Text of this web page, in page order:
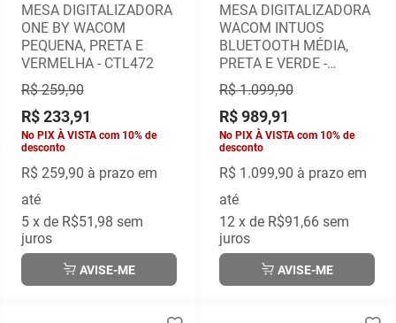
MESA DIGITALIZADORA
ONE BY WACOM
PEQUENA, PRETA E
VERMELHA - CTL472
R$ 259,90
R$ 233,91
No PIX À VISTA com 10% de
desconto
R$ 259,90 à prazo em
até
5x de R$51,98 sem
juros
AVISE-ME
MESA DIGITALIZADORA
WACOM INTUOS
BLUETOOTH MÉDIA,
PRETA E VERDE -
CTL6100WLE0
R$ 1.099,90
R$ 989,91
No PIX À VISTA com 10% de
desconto
R$ 1.099,90 à prazo em
até
12x de R$91,66sem
juros
AVISE-ME